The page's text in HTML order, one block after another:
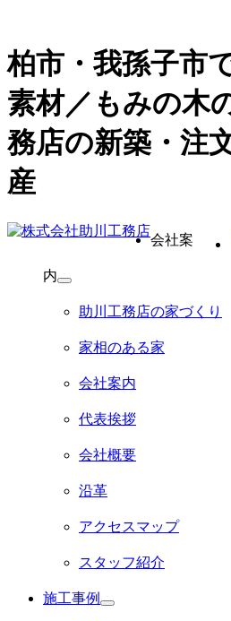
柏市・我孫子市
素材／もみの木
務店の新築・注
産
会社案
内
サ
メ
ュ
を
開
助川工務店の家づくり
家相のある家
会社案内
代表挨拶
会社概要
沿革
アクセスマップ
スタッフ紹介
施工事例
サ